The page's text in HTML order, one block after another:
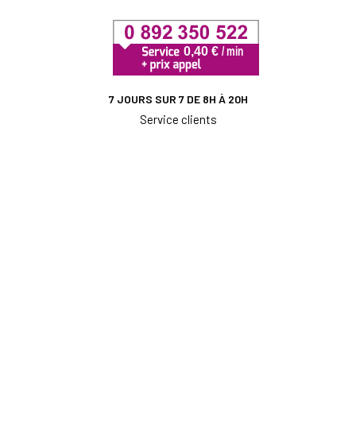
7 JOURS SUR 7 DE 8H À 20H
Service clients